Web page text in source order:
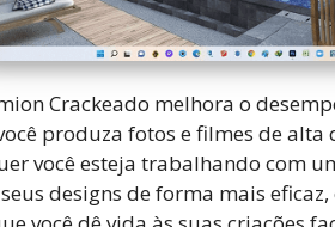
Crackeado melhora o
produza fotos e filmes de
você esteja trabalhando com
designs de forma mais